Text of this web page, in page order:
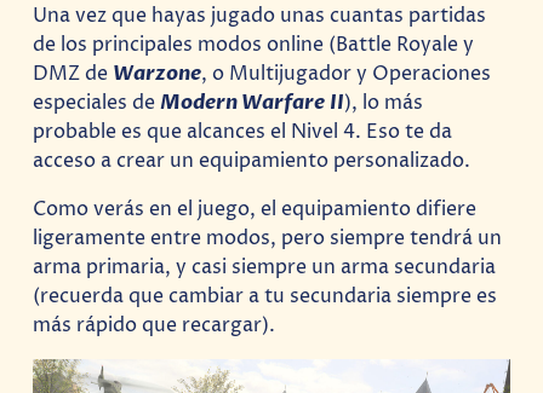
Una vez que hayas jugado unas cuantas partidas
de los principales modos online (Battle Royale y
DMZ de Warzone, o Multijugador y Operaciones
especiales deModern Warfare II), lo más
probable es que alcances el Nivel 4. Eso te da
acceso a crear un equipamiento personalizado.
Como verás en el juego, el equipamiento difiere
ligeramente entre modos, pero siempre tendrá un
arma primaria, y casi siempre un arma secundaria
(recuerda que cambiar a tu secundaria siempre es
más rápido que recargar).